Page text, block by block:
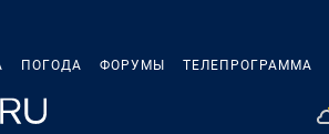
ПОГОДА ФОРУМЫ ТЕЛЕПРОГРАММА